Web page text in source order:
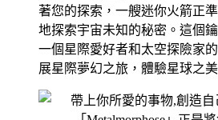
著您的探索，一艘迷你火箭正
地探索宇宙未知的秘密。這個
一個星際愛好者和太空探險家
展星際夢幻之旅，體驗星球之美